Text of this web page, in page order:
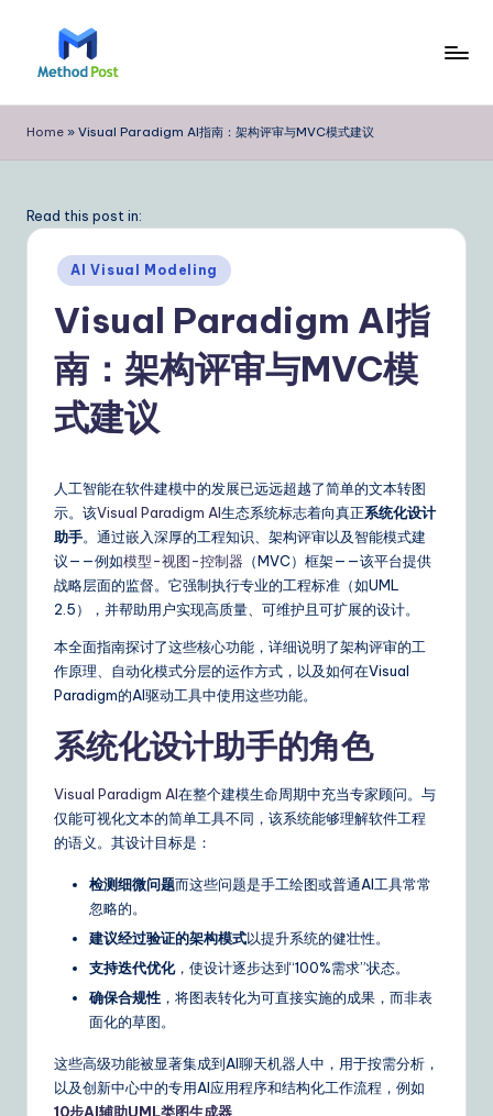
e
t
o
P
o
m
fi
d
C
hi
Home » Visual Paradigm AI指南：架构评审与MVC模式建议
Read this post in:
Posted
in
AI Visual Modeling
Visual Paradigm AI指
南：架构评审与MVC模
式建议
人工智能在软件建模中的发展已远远超越了简单的文本转图
示。该Visual Paradigm AI生态系统标志着向真正系统化设计
助手。通过嵌入深厚的工程知识、架构评审以及智能模式建
议——例如模型-视图-控制器 （MVC）框架——该平台提供
战略层面的监督。它强制执行专业的工程标准（如UML
2.5），并帮助用户实现高质量、可维护且可扩展的设计。
本全面指南探讨了这些核心功能，详细说明了架构评审的工
作原理、自动化模式分层的运作方式，以及如何在Visual
Paradigm的AI驱动工具中使用这些功能。
系统化设计助手的角色
Visual Paradigm AI在整个建模生命周期中充当专家顾问。与
仅能可视化文本的简单工具不同，该系统能够理解软件工程
的语义。其设计目标是：
检测细微问题而这些问题是手工绘图或普通AI工具常常
忽略的。
建议经过验证的架构模式以提升系统的健壮性。
支持迭代优化，使设计逐步达到“100%需求”状态。
确保合规性 ，将图表转化为可直接实施的成果，而非表
面化的草图。
这些高级功能被显著集成到AI聊天机器人中，用于按需分析，
以及创新中心中的专用AI应用程序和结构化工作流程，例如
10步AI辅助UML类图生成器